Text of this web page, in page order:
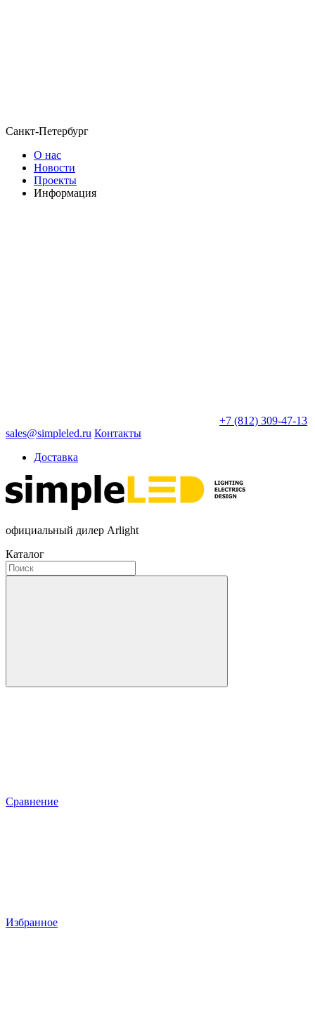
Санкт-Петербург
О нас
Новости
Проекты
Информация
+7 (812) 309-47-13
sales@simpleled.ru Контакты
Доставка
официальный дилер Arlight
Каталог
Сравнение
Избранное